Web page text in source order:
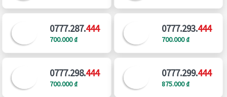
0777.287.444
700.000 ₫
0777.293.444
700.000 ₫
0777.298.444
700.000 ₫
0777.299.444
875.000 ₫